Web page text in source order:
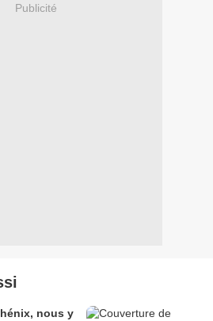
Publicité
nous y